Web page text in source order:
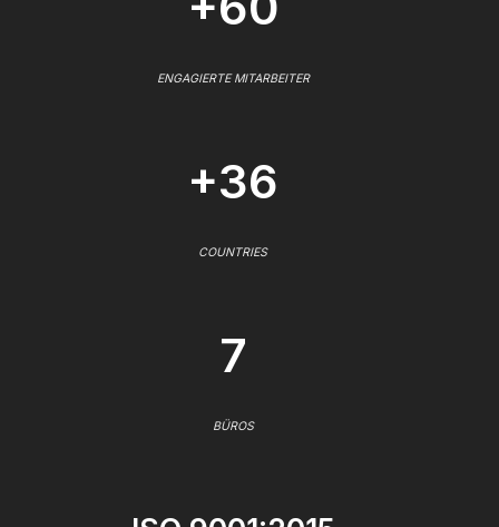
ENGAGIERTE MITARBEITER
+36
COUNTRIES
7
BÜROS